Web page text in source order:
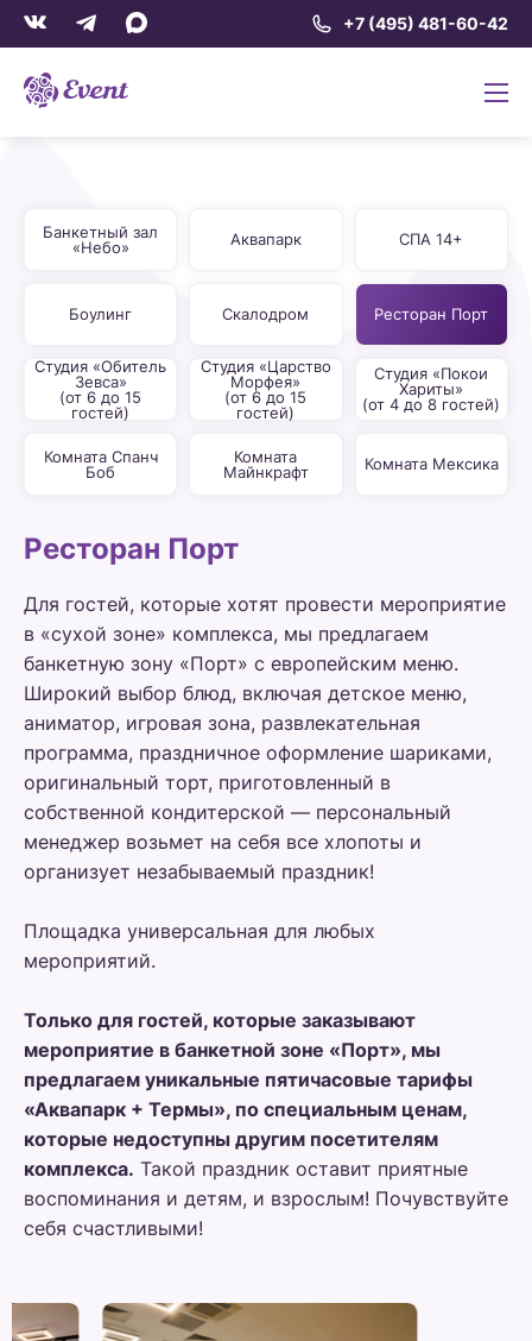
+7 (495) 481-60-42
Банкетный зал
«Небо»
Аквапарк СПА 14+
Боулинг Скалодром Ресторан Порт
Студия «Обитель
Зевса»
(от 6 до 15
гостей)
Студия «Царство
Морфея»
(от 6 до 15
гостей)
Студия «Покои
Хариты»
(от 4 до 8 гостей)
Комната Спанч
Боб
Комната
Майнкрафт
Комната Мексика
Ресторан Порт
Для гостей, которые хотят провести мероприятие
в «сухой зоне» комплекса, мы предлагаем
банкетную зону «Порт» с европейским меню.
Широкий выбор блюд, включая детское меню,
аниматор, игровая зона, развлекательная
программа, праздничное оформление шариками,
оригинальный торт, приготовленный в
собственной кондитерской — персональный
менеджер возьмет на себя все хлопоты и
организует незабываемый праздник!
Площадка универсальная для любых
мероприятий.
Только для гостей, которые заказывают
мероприятие в банкетной зоне «Порт», мы
предлагаем уникальные пятичасовые тарифы
«Аквапарк + Термы», по специальным ценам,
которые недоступны другим посетителям
комплекса. Такой праздник оставит приятные
воспоминания и детям, и взрослым! Почувствуйте
себя счастливыми!